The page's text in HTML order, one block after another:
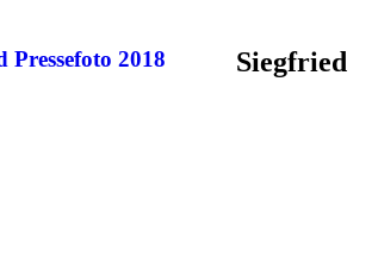
Siegfried